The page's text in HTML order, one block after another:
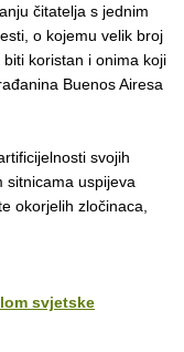
čitatelja s jednim
o kojemu velik broj
koristan i onima koji
Buenos Airesa
svojih
sitnicama uspijeva
okorjelih zločinaca,
svjetske